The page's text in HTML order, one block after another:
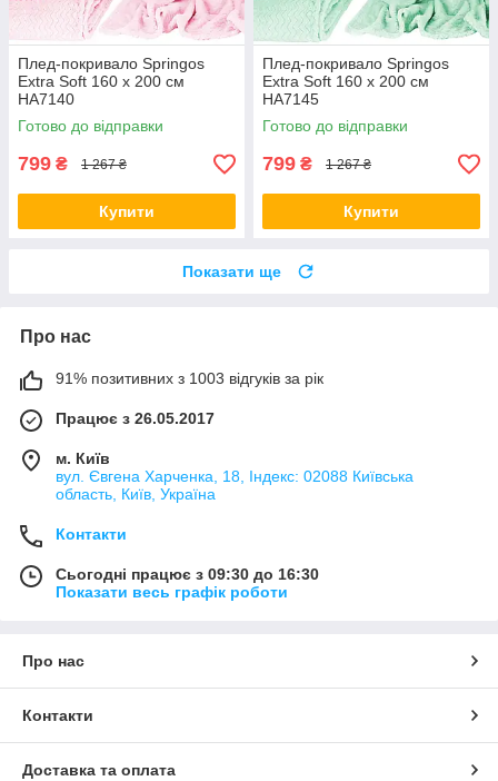
Плед-покривало Springos
Extra Soft 160 x 200 см
HA7140
Готово до відправки
799 ₴ 1 267 ₴
Купити
Плед-покривало Springos
Extra Soft 160 x 200 см
HA7145
Готово до відправки
799 ₴ 1 267 ₴
Купити
Показати ще
Про нас
91% позитивних з 1003 відгуків за рік
Працює з 26.05.2017
м. Київ
вул. Євгена Харченка, 18, Індекс: 02088 Київська
область, Київ, Україна
Контакти
Сьогодні працює з 09:30 до 16:30
Показати весь графік роботи
Про нас
Контакти
Доставка та оплата